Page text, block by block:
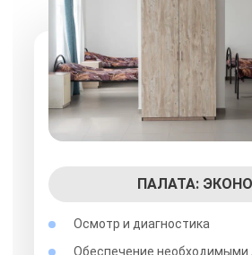
ПАЛАТА:
Осмотр и диагностика
Обеспечение необходимыми